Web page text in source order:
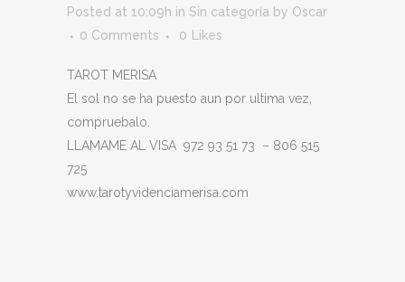
Posted at 10:09h in Sin categoría by Oscar
0 Comments
0 Likes
TAROT MERISA
El sol no se ha puesto aun por ultima vez,
compruebalo.
LLAMAME AL VISA 972 93 51 73 – 806 515
725
www.tarotyvidenciamerisa.com